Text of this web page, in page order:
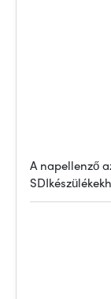
A napellenző